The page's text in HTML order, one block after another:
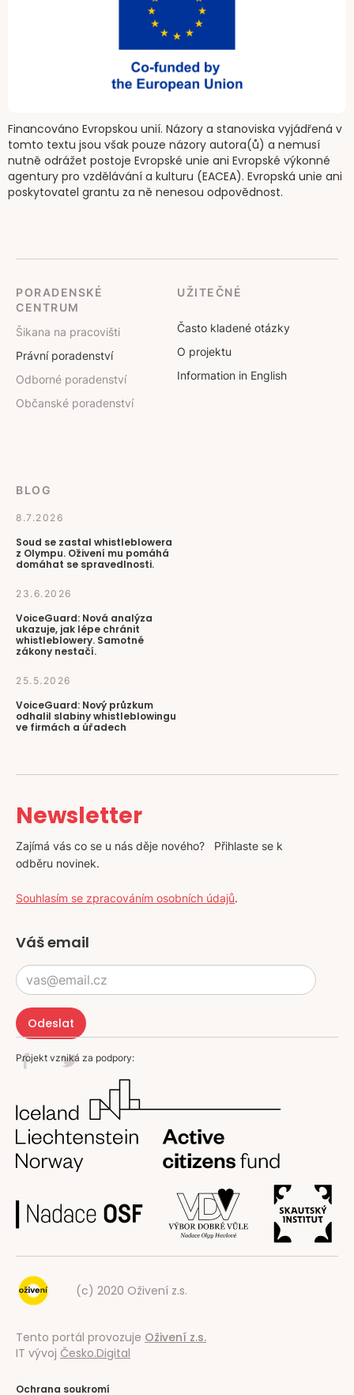
Financováno Evropskou unií. Názory a stanoviska vyjádřená v
tomto textu jsou však pouze názory autora(ů) a nemusí
nutně odrážet postoje Evropské unie ani Evropské výkonné
agentury pro vzdělávání a kulturu (EACEA). Evropská unie ani
poskytovatel grantu za ně nenesou odpovědnost.
PORADENSKÉ
CENTRUM
Šikana na pracovišti
Právní poradenství
Odborné poradenství
Občanské poradenství
UŽITEČNÉ
Často kladené otázky
O projektu
Information in English
BLOG
8.7.2026
Soud se zastal whistleblowera
z Olympu. Oživení mu pomáhá
domáhat se spravedlnosti.
23.6.2026
VoiceGuard: Nová analýza
ukazuje, jak lépe chránit
whistleblowery. Samotné
zákony nestačí.
25.5.2026
VoiceGuard: Nový průzkum
odhalil slabiny whistleblowingu
ve firmách a úřadech
Newsletter
Zajímá vás co se u nás děje nového? Přihlaste se k
odběru novinek.
Souhlasím se zpracováním osobních údajů.
Váš email
Projekt vzniká za podpory:
(c) 2020 Oživení z.s.
Tento portál provozuje Oživení z.s.
IT vývoj Česko.Digital
Ochrana soukromí